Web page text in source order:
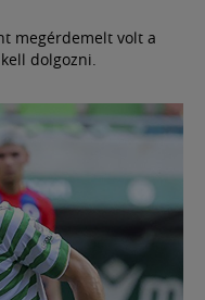
megérdemelt volt a
dolgozni.